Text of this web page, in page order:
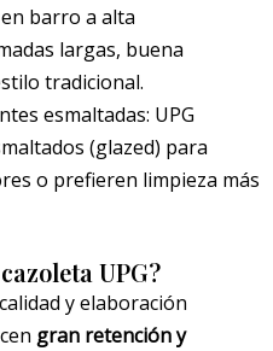
barro a alta
largas, buena
tradicional.
esmaltadas: UPG
(glazed) para
o prefieren limpieza más
UPG?
y elaboración
gran retención y